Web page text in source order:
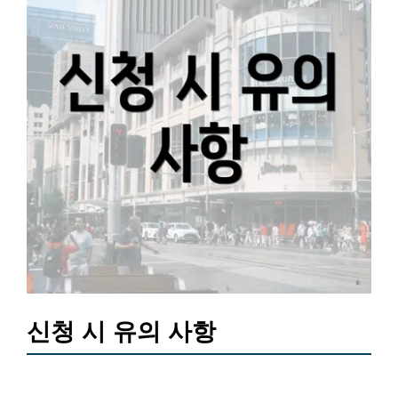
신청 시 유의 사항